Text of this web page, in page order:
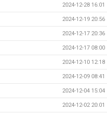
2024-12-28 16:01
2024-12-19 20:56
2024-12-17 20:36
2024-12-17 08:00
2024-12-10 12:18
2024-12-09 08:41
2024-12-04 15:04
2024-12-02 20:01